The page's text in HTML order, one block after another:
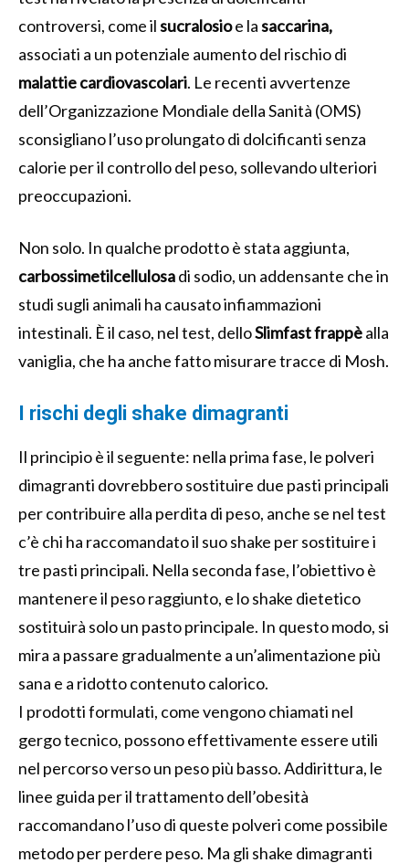
controversi, come ilsucralosioe lasaccarina,
associati a un potenziale aumento del rischio di
malattie cardiovascolari. Le recenti avvertenze
dell’Organizzazione Mondiale della Sanità (OMS)
sconsigliano l’uso prolungato di dolcificanti senza
calorie per il controllo del peso, sollevando ulteriori
preoccupazioni.
Non solo. In qualche prodotto è stata aggiunta,
carbossimetilcellulosadi sodio, un addensante che in
studi sugli animali ha causato infiammazioni
intestinali. È il caso, nel test, delloSlimfast frappèalla
vaniglia, che ha anche fatto misurare tracce di Mosh.
I rischi degli shake dimagranti
Il principio è il seguente: nella prima fase, le polveri
dimagranti dovrebbero sostituire due pasti principali
per contribuire alla perdita di peso, anche se nel test
c’è chi ha raccomandato il suo shake per sostituire i
tre pasti principali. Nella seconda fase, l’obiettivo è
mantenere il peso raggiunto, e lo shake dietetico
sostituirà solo un pasto principale. In questo modo, si
mira a passare gradualmente a un’alimentazione più
sana e a ridotto contenuto calorico.
I prodotti formulati, come vengono chiamati nel
gergo tecnico, possono effettivamente essere utili
nel percorso verso un peso più basso. Addirittura, le
linee guida per il trattamento dell’obesità
raccomandano l’uso di queste polveri come possibile
metodo per perdere peso. Ma gli shake dimagranti